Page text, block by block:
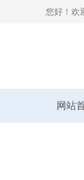
您好！欢
网站